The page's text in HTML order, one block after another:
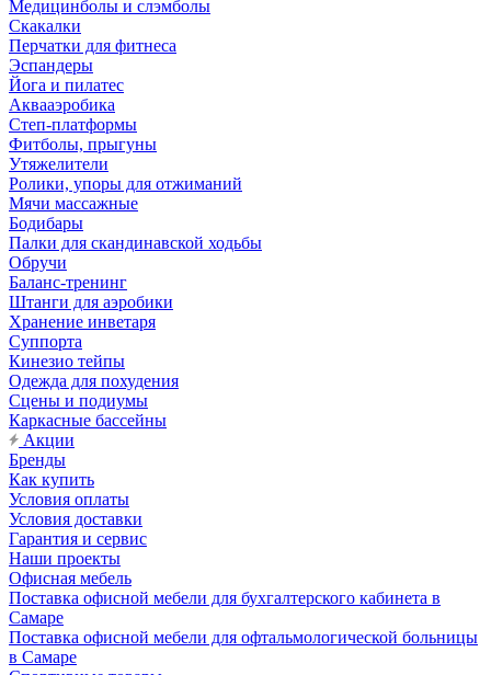
Медицинболы и слэмболы
Скакалки
Перчатки для фитнеса
Эспандеры
Йога и пилатес
Аквааэробика
Степ-платформы
Фитболы, прыгуны
Утяжелители
Ролики, упоры для отжиманий
Мячи массажные
Бодибары
Палки для скандинавской ходьбы
Обручи
Баланс-тренинг
Штанги для аэробики
Хранение инветаря
Суппорта
Кинезио тейпы
Одежда для похудения
Сцены и подиумы
Каркасные бассейны
Акции
Бренды
Как купить
Условия оплаты
Условия доставки
Гарантия и сервис
Наши проекты
Офисная мебель
Поставка офисной мебели для бухгалтерского кабинета в
Самаре
Поставка офисной мебели для офтальмологической больницы
в Самаре